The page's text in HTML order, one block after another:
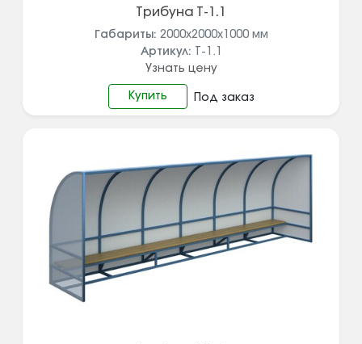
Трибуна Т-1.1
Габариты: 2000х2000х1000 мм
Артикул: Т-1.1
Узнать цену
Купить Под заказ